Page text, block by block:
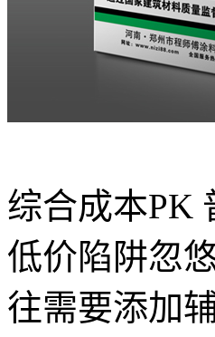
综合成本PK
低价陷阱忽
往需要添加